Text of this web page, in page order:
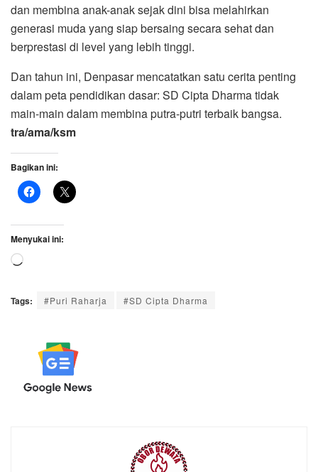
dan membina anak-anak sejak dini bisa melahirkan
generasi muda yang siap bersaing secara sehat dan
berprestasi di level yang lebih tinggi.
Dan tahun ini, Denpasar mencatatkan satu cerita penting
dalam peta pendidikan dasar: SD Cipta Dharma tidak
main-main dalam membina putra-putri terbaik bangsa.
tra/ama/ksm
Bagikan ini:
Menyukai ini:
Memuat...
Tags: #Puri Raharja #SD Cipta Dharma